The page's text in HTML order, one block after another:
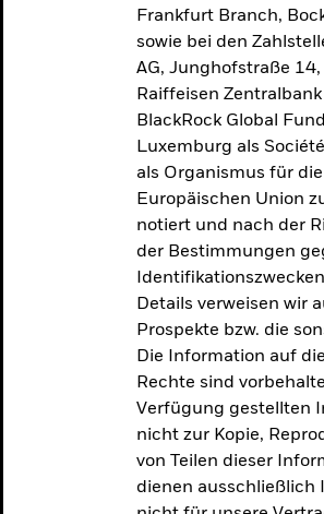
Frankfurt Branch,
sowie bei den
AG, Junghofstraße
Raiffeisen
BlackRock Global
Luxemburg als
als Organismus für
Europäischen Union
notiert und nach der
der Bestimmungen
Details verweisen wir
Prospekte bzw. die
Die Information auf
Rechte sind
Verfügung gestellten
nicht zur Kopie,
von Teilen dieser
dienen ausschließlich